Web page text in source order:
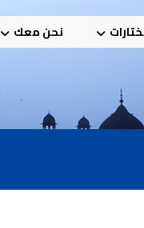
نحن معك